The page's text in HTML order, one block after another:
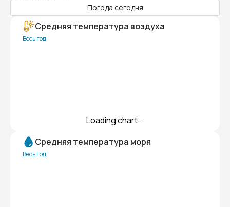
Погода сегодня
Средняя температура воздуха
Весь год
Loading chart...
Средняя температура моря
Весь год